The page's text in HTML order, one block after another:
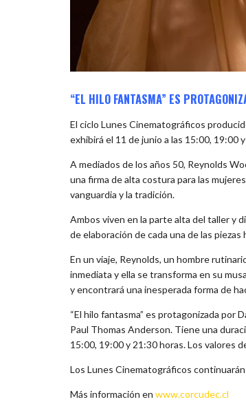
“EL HILO FANTASMA” ES
El ciclo Lunes Cinematográficos
exhibirá el 11 de junio a las 15:00, 19:00
A mediados de los años 50, Reynolds
una firma de alta costura para las
vanguardia y la tradición.
Ambos viven en la parte alta del taller y
de elaboración de cada una de las piezas
En un viaje, Reynolds, un hombre
inmediata y ella se transforma en su
y encontrará una inesperada forma de
“El hilo fantasma” es protagonizada por
Paul Thomas Anderson. Tiene una
15:00, 19:00 y 21:30 horas. Los valores
Los Lunes Cinematográficos continuarán
Más información en www.corcudec.cl